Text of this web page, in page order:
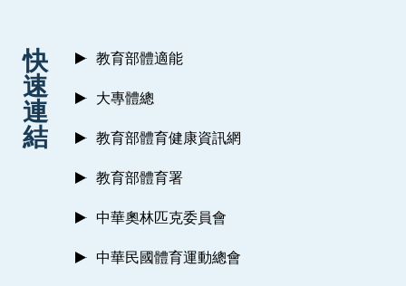
快
速
連
結
教育部體適能
大專體總
教育部體育健康資訊網
教育部體育署
中華奧林匹克委員會
中華民國體育運動總會